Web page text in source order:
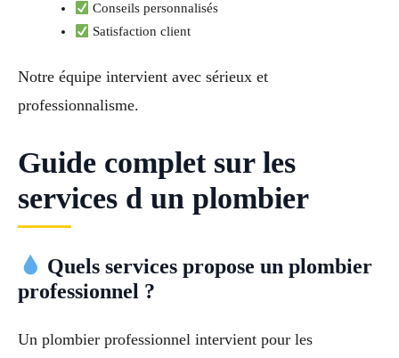
Conseils personnalisés
Satisfaction client
Notre équipe intervient avec sérieux et
professionnalisme.
Guide complet sur les
services d un plombier
Quels services propose un plombier
professionnel ?
Un plombier professionnel intervient pour les